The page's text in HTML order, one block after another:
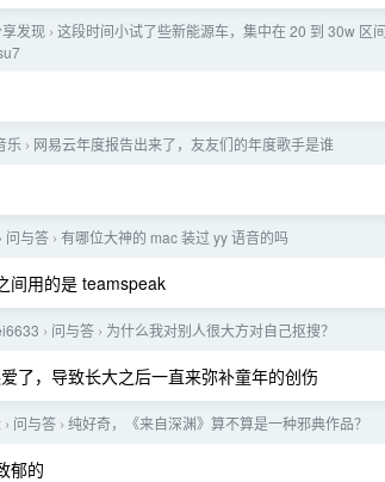
发现 › 这段时间小试了些新能源车，集中在 20 到 30w 区
乐 › 网易云年度报告出来了，友友们的年度歌手是谁
› 问与答 › 有哪位大神的 mac 装过 yy 语音的吗
间用的是 teamspeak
› 问与答 › 为什么我对别人很大方对自己抠搜？
了，导致长大之后一直来弥补童年的创伤
› 问与答 › 纯好奇，《来自深渊》算不算是一种邪典作品？
郁的